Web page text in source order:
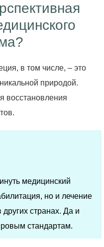
в том числе, – это
природой.
восстановления
медицинский
но и лечение
странах. Да и
стандартам.